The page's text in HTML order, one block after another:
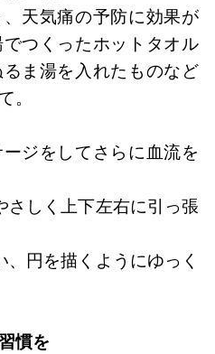
天気痛の予防に効果が
つくったホットタオル
ま湯を入れたものなど
。
ジをしてさらに血流を
さしく上下左右に引っ張
円を描くようにゆっく
慣を